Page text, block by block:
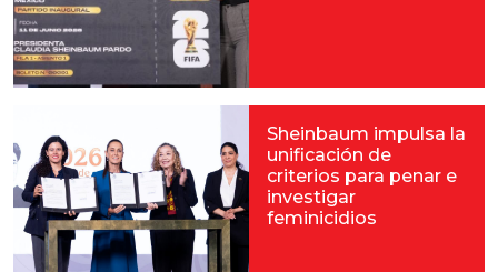
Sheinbaum impulsa la
unificación de
criterios para penar e
investigar
feminicidios